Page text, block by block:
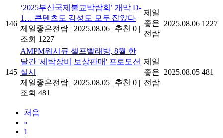
146
‘2025부산국제불교박람회’ 개막 D-
1… 콘텐츠도 감성도 모두 잡았다
제일좋은전람 | 2025.08.06 | 추천 0 |
조회 1227
제일
좋은
전람
2025.08.06 1227
145
AMPM워시큐 셀프빨래방, 8월 한
달간 '세탁장비 보상판매' 프로모션
실시
제일좋은전람 | 2025.08.05 | 추천 0 |
조회 481
제일
좋은
전람
2025.08.05 481
처음
«
1